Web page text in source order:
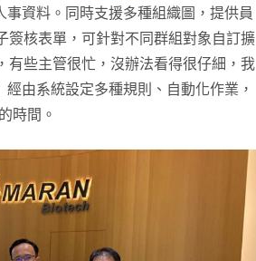
資料。同時支援多種組織圖，提供員
簽核表單，可針對不同群組對象自訂擴
有些主管很忙，沒辦法看得很仔細，我
由系統設定多種規則、自動化作業，
時間。